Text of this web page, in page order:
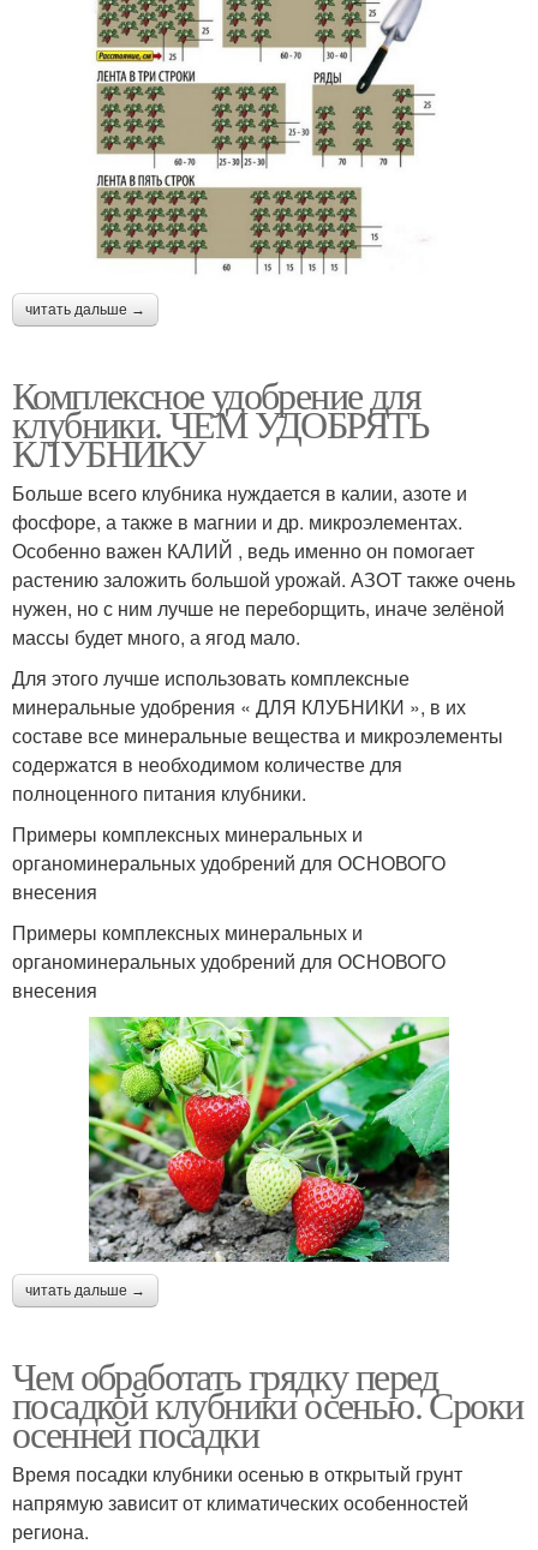
читать дальше →
Комплексное удобрение для
клубники. ЧЕМ УДОБРЯТЬ
КЛУБНИКУ
Больше всего клубника нуждается в калии, азоте и
фосфоре, а также в магнии и др. микроэлементах.
Особенно важен КАЛИЙ , ведь именно он помогает
растению заложить большой урожай. АЗОТ также очень
нужен, но с ним лучше не переборщить, иначе зелёной
массы будет много, а ягод мало.
Для этого лучше использовать комплексные
минеральные удобрения « ДЛЯ КЛУБНИКИ », в их
составе все минеральные вещества и микроэлементы
содержатся в необходимом количестве для
полноценного питания клубники.
Примеры комплексных минеральных и
органоминеральных удобрений для ОСНОВОГО
внесения
Примеры комплексных минеральных и
органоминеральных удобрений для ОСНОВОГО
внесения
читать дальше →
Чем обработать грядку перед
посадкой клубники осенью. Сроки
осенней посадки
Время посадки клубники осенью в открытый грунт
напрямую зависит от климатических особенностей
региона.